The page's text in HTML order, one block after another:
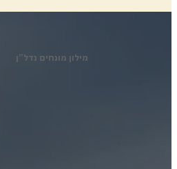
מילון מונחים נדל”ן